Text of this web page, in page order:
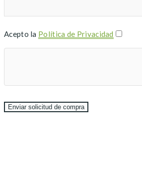
Acepto la Política de Privacidad